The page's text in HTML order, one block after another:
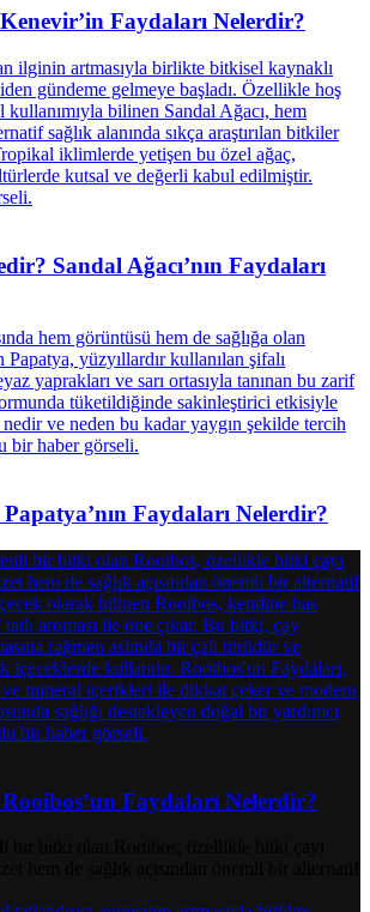
Faydaları Nelerdir?
Sandal Ağacı’nın Faydaları
Faydaları Nelerdir?
Faydaları Nelerdir?